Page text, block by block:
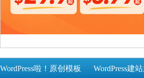
WordPress啦！原创模板 WordPress建